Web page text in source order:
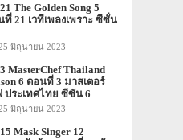
The Golden Song 5
ที่ 21 เวทีเพลงเพราะ ซีซั่น
มิถุนายน 2023
MasterChef Thailand
6 ตอนที่ 3 มาสเตอร์
ประเทศไทย ซีซัน 6
มิถุนายน 2023
Mask Singer 12